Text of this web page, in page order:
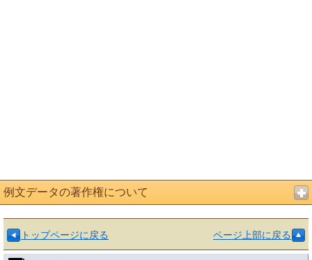
例文データの著作権について
トップページに戻る ページ上部に戻る